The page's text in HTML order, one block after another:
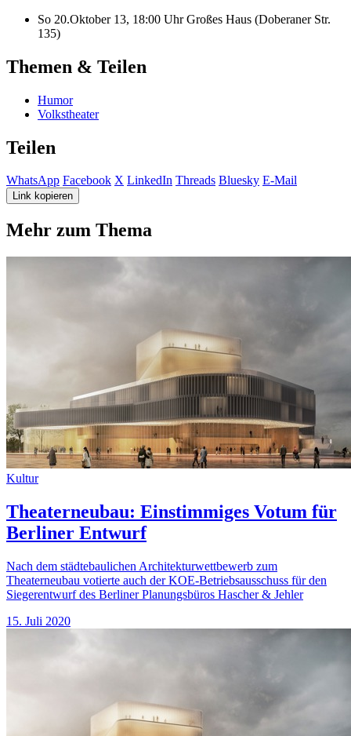
So 20.Oktober 13, 18:00 Uhr Großes Haus (Doberaner Str.
135)
Themen & Teilen
Humor
Volkstheater
Teilen
WhatsApp Facebook X LinkedIn Threads Bluesky E-Mail
Link kopieren
Mehr zum Thema
Kultur
Theaterneubau: Einstimmiges Votum für
Berliner Entwurf
Nach dem städtebaulichen Architekturwettbewerb zum
Theaterneubau votierte auch der KOE-Betriebsausschuss für den
Siegerentwurf des Berliner Planungsbüros Hascher & Jehler
15. Juli 2020